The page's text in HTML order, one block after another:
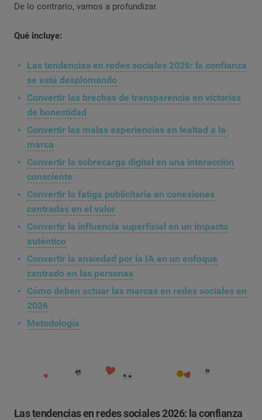
De lo contrario, vamos a profundizar.
Qué incluye:
Las tendencias en redes sociales 2026: la confianza
se está desplomando
Convertir las brechas de transparencia en victorias
de honestidad
Convertir las malas experiencias en lealtad a la
marca
Convertir la sobrecarga digital en una interacción
consciente
Convertir la fatiga publicitaria en conexiones
centradas en el valor
Convertir la influencia superficial en un impacto
auténtico
Convertir la ansiedad por la IA en un enfoque
centrado en las personas
Cómo deben actuar las marcas en redes sociales en
2026
Metodología
Las tendencias en redes sociales 2026: la confianza